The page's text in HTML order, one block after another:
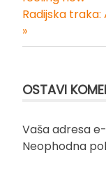
članka
Radijska traka:
»
OSTAVI
Vaša adresa
Neophodna